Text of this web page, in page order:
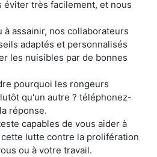
éviter très facilement, et nous
à assainir, nos collaborateurs
adaptés et personnalisés
les nuisibles par de bonnes
pourquoi les rongeurs
qu'un autre ? téléphonez-
réponse.
capables de vous aider à
lutte contre la prolifération
ou à votre travail.